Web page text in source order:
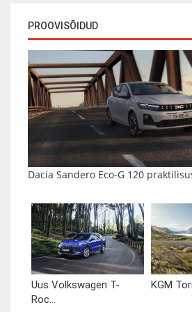
PROOVISÕIDUD
Dacia Sandero Eco-G 120
Uus Volkswagen T-
Roc...
KGM